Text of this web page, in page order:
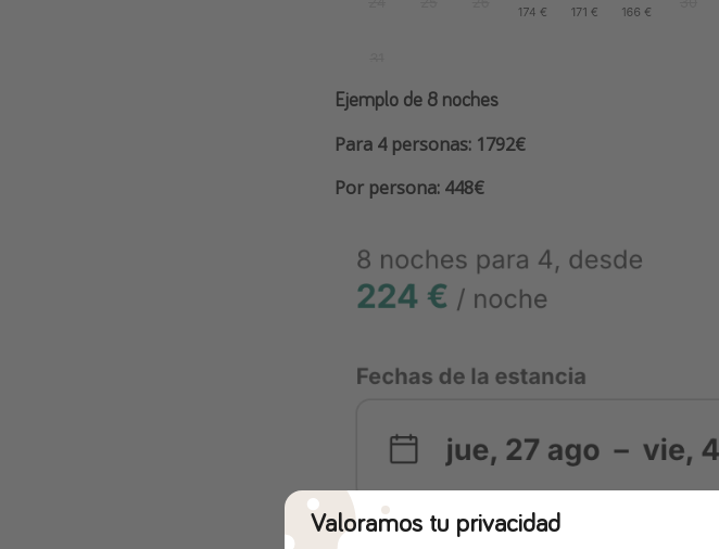
Ejemplo de 8 noches
Para 4 personas: 1792€
Por persona: 448€
Valoramos tu privacidad